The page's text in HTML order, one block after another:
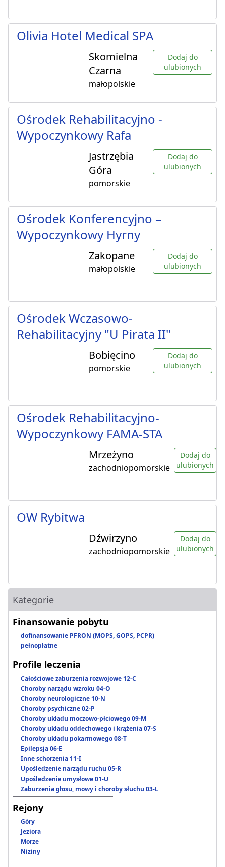
Olivia Hotel Medical SPA
Skomielna
Czarna
małopolskie
Dodaj do
ulubionych
Ośrodek Rehabilitacyjno -
Wypoczynkowy Rafa
Jastrzębia
Góra
pomorskie
Dodaj do
ulubionych
Ośrodek Konferencyjno –
Wypoczynkowy Hyrny
Zakopane
małopolskie
Dodaj do
ulubionych
Ośrodek Wczasowo-
Rehabilitacyjny "U Pirata II"
Bobięcino
pomorskie
Dodaj do
ulubionych
Ośrodek Rehabilitacyjno-
Wypoczynkowy FAMA-STA
Mrzeżyno
zachodniopomorskie
Dodaj do
ulubionych
OW Rybitwa
Dźwirzyno
zachodniopomorskie
Dodaj do
ulubionych
Kategorie
Finansowanie pobytu
dofinansowanie PFRON (MOPS, GOPS, PCPR)
pełnopłatne
Profile leczenia
Całościowe zaburzenia rozwojowe 12-C
Choroby narządu wzroku 04-O
Choroby neurologiczne 10-N
Choroby psychiczne 02-P
Choroby układu moczowo-płciowego 09-M
Choroby układu oddechowego i krążenia 07-S
Choroby układu pokarmowego 08-T
Epilepsja 06-E
Inne schorzenia 11-I
Upośledzenie narządu ruchu 05-R
Upośledzenie umysłowe 01-U
Zaburzenia głosu, mowy i choroby słuchu 03-L
Rejony
Góry
Jeziora
Morze
Niziny